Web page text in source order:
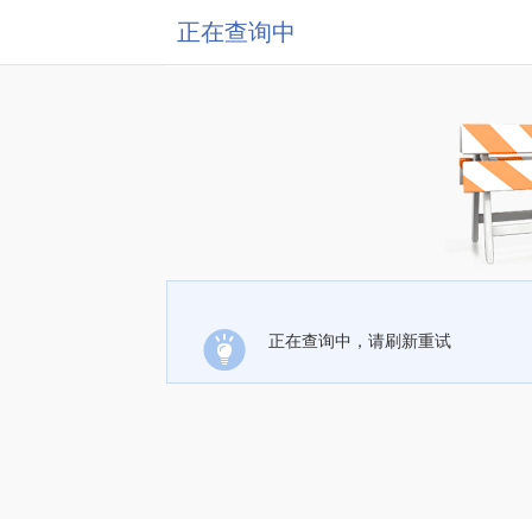
正在查询中
正在查询中，请刷新重试